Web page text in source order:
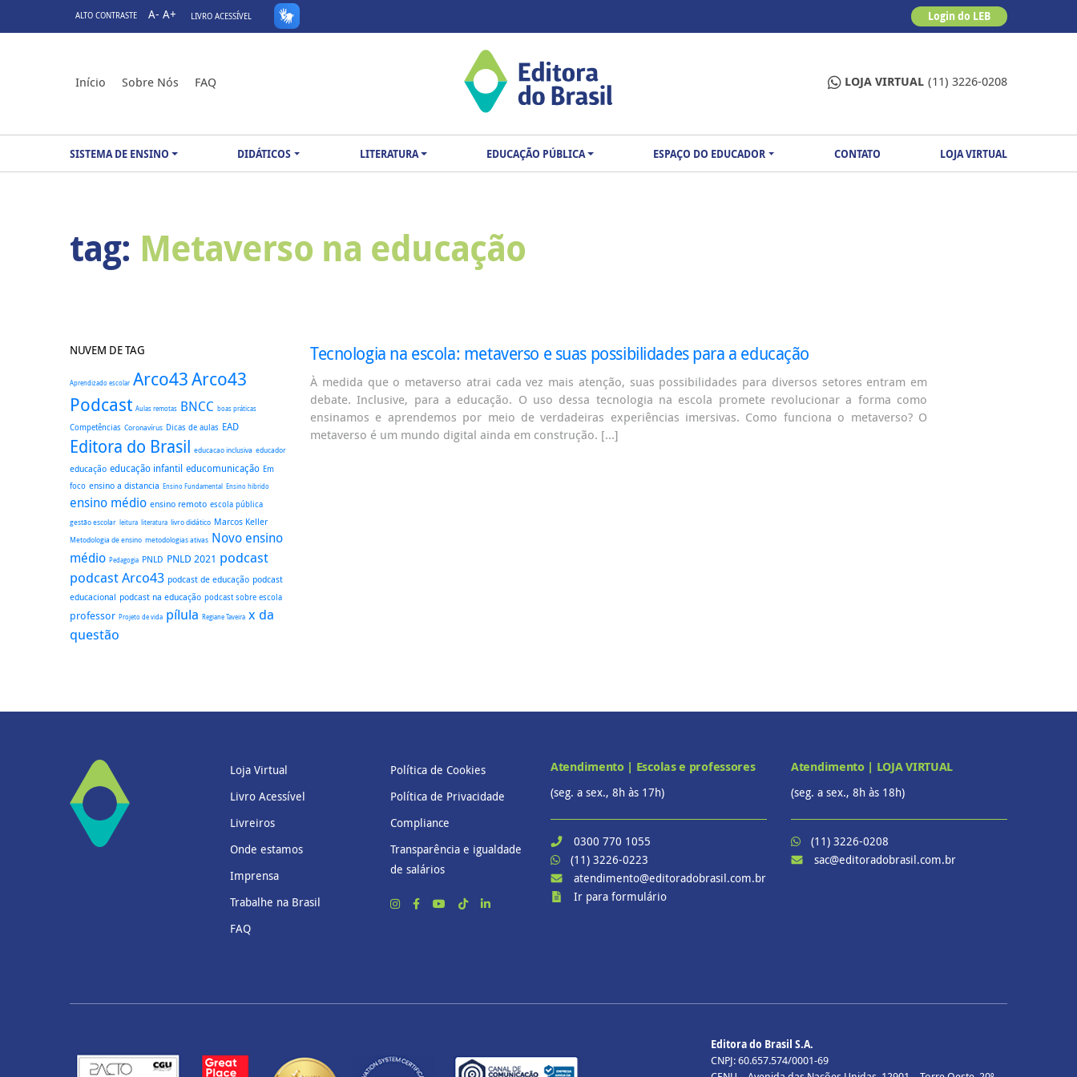
ALTO CONTRASTE A- A+ LIVRO ACESSÍVEL Login do LEB
Início Sobre Nós FAQ LOJA VIRTUAL (11) 3226-0208
SISTEMA DE ENSINO DIDÁTICOS LITERATURA EDUCAÇÃO PÚBLICA ESPAÇO DO EDUCADOR CONTATO LOJA VIRTUAL
tag: Metaverso na educação
NUVEM DE TAG
Aprendizado escolar Arco43Arco43
Podcast Aulas remotas BNCC boas práticas
Competências Coronavírus Dicas de aulas EAD
Editora do Brasil educacao inclusiva educador
educação educação infantil educomunicação Em
foco ensino a distancia Ensino Fundamental Ensino hibrido
ensino médio ensino remoto escola pública
gestão escolar leitura literatura livro didático Marcos Keller
Metodologia de ensino metodologias ativas Novo ensino
médio Pedagogia PNLD PNLD 2021 podcast
podcast Arco43 podcast de educação podcast
educacional podcast na educação podcast sobre escola
professor Projeto de vida pílula Regiane Taveira x da
questão
Tecnologia na escola: metaverso e suas possibilidades para a educação
À medida que o metaverso atrai cada vez mais atenção, suas possibilidades para diversos setores entram em
debate. Inclusive, para a educação. O uso dessa tecnologia na escola promete revolucionar a forma como
ensinamos e aprendemos por meio de verdadeiras experiências imersivas. Como funciona o metaverso? O
metaverso é um mundo digital ainda em construção. […]
Loja Virtual
Livro Acessível
Livreiros
Onde estamos
Imprensa
Trabalhe na Brasil
FAQ
Política de Cookies
Política de Privacidade
Compliance
Transparência e igualdade
de salários
Atendimento | Escolas e professores
(seg. a sex., 8h às 17h)
0300 770 1055
(11) 3226-0223
atendimento@editoradobrasil.com.br
Ir para formulário
Atendimento | LOJA VIRTUAL
(seg. a sex., 8h às 18h)
(11) 3226-0208
sac@editoradobrasil.com.br
Editora do Brasil S.A.
CNPJ: 60.657.574/0001-69